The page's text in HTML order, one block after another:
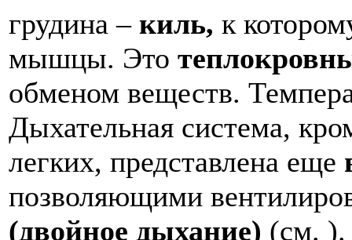
грудина – киль, к
мышцы. Это
обменом веществ.
Дыхательная система,
легких, представлена еще
позволяющими
(двойное дыхание) (см. ).